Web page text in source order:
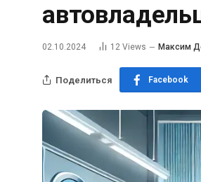
02.10.2024 12 Views Максим
Поделиться Facebook